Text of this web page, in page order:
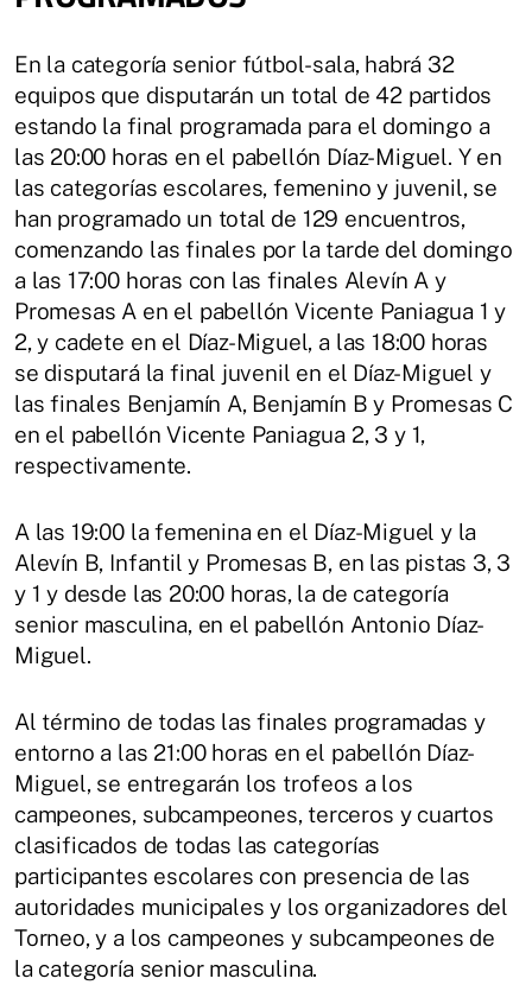
En la categoría senior fútbol-sala, habrá 32
equipos que disputarán un total de 42 partidos
estando la final programada para el domingo a
las 20:00 horas en el pabellón Díaz-Miguel. Y en
las categorías escolares, femenino y juvenil, se
han programado un total de 129 encuentros,
comenzando las finales por la tarde del domingo
a las 17:00 horas con las finales Alevín A y
Promesas A en el pabellón Vicente Paniagua 1 y
2, y cadete en el Díaz-Miguel, a las 18:00 horas
se disputará la final juvenil en el Díaz-Miguel y
las finales Benjamín A, Benjamín B y Promesas C
en el pabellón Vicente Paniagua 2, 3 y 1,
respectivamente.
A las 19:00 la femenina en el Díaz-Miguel y la
Alevín B, Infantil y Promesas B, en las pistas 3, 3
y 1 y desde las 20:00 horas, la de categoría
senior masculina, en el pabellón Antonio Díaz-
Miguel.
Al término de todas las finales programadas y
entorno a las 21:00 horas en el pabellón Díaz-
Miguel, se entregarán los trofeos a los
campeones, subcampeones, terceros y cuartos
clasificados de todas las categorías
participantes escolares con presencia de las
autoridades municipales y los organizadores del
Torneo, y a los campeones y subcampeones de
la categoría senior masculina.